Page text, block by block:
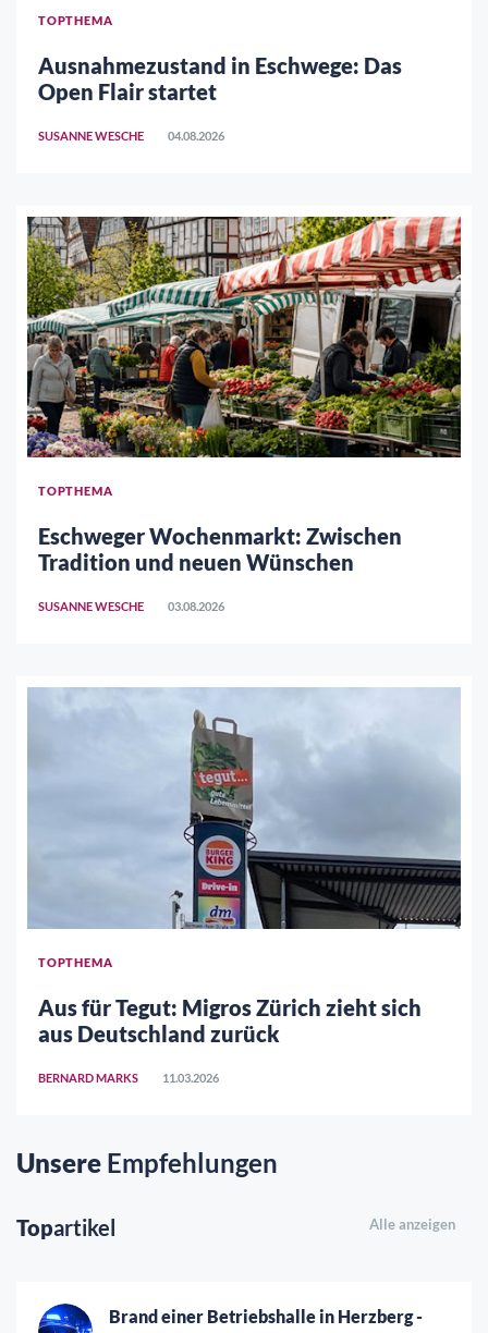
TOPTHEMA
Ausnahmezustand in Eschwege: Das
Open Flair startet
SUSANNE WESCHE 04.08.2026
TOPTHEMA
Eschweger Wochenmarkt: Zwischen
Tradition und neuen Wünschen
SUSANNE WESCHE 03.08.2026
TOPTHEMA
Aus für Tegut: Migros Zürich zieht sich
aus Deutschland zurück
BERNARD MARKS 11.03.2026
Unsere Empfehlungen
Topartikel Alle anzeigen
Brand einer Betriebshalle in Herzberg -